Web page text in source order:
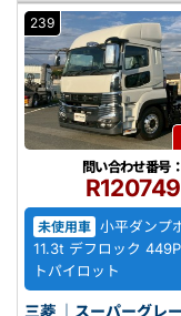
239
問い合わせ番号：
R120749
未使用車 小平ダンプ
11.3t デフロック
トパイロット
三菱 ｜スーパーグレー